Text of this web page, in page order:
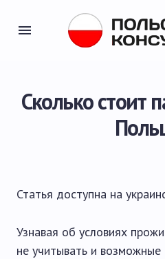
Сколько стоит
Статья доступна на
Узнавая об условиях
не учитывать и